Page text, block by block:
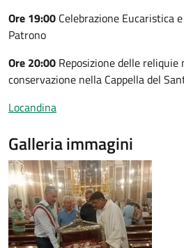
Ore 19:00 Celebrazione Eucaristica
Patrono
Ore 20:00 Reposizione delle reliquie
conservazione nella Cappella del
Locandina
Galleria immagini